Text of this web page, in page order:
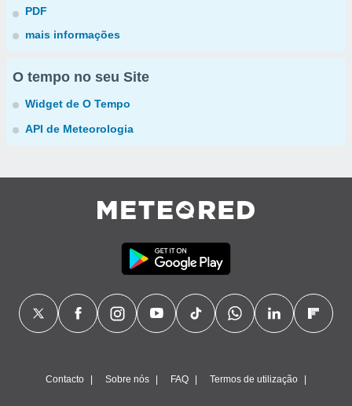
PDF
mais informações
O tempo no seu Site
Widget de O Tempo
API de Meteorologia
Contacto Sobre nós FAQ Termos de utilização